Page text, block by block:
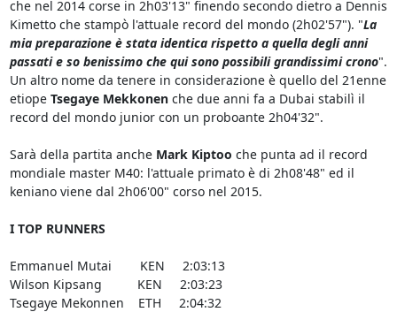
che nel 2014 corse in 2h03'13" finendo secondo dietro a Dennis
Kimetto che stampò l'attuale record del mondo (2h02'57"). "La
mia preparazione è stata identica rispetto a quella degli anni
passati e so benissimo che qui sono possibili grandissimi crono".
Un altro nome da tenere in considerazione è quello del 21enne
etiope Tsegaye Mekkonen che due anni fa a Dubai stabilì il
record del mondo junior con un proboante 2h04'32".
Sarà della partita anche Mark Kiptoo che punta ad il record
mondiale master M40: l'attuale primato è di 2h08'48" ed il
keniano viene dal 2h06'00" corso nel 2015.
I TOP RUNNERS
Emmanuel Mutai KEN 2:03:13
Wilson Kipsang KEN 2:03:23
Tsegaye Mekonnen ETH 2:04:32